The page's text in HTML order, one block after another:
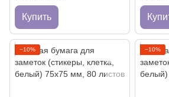
Купить
−10% −10%